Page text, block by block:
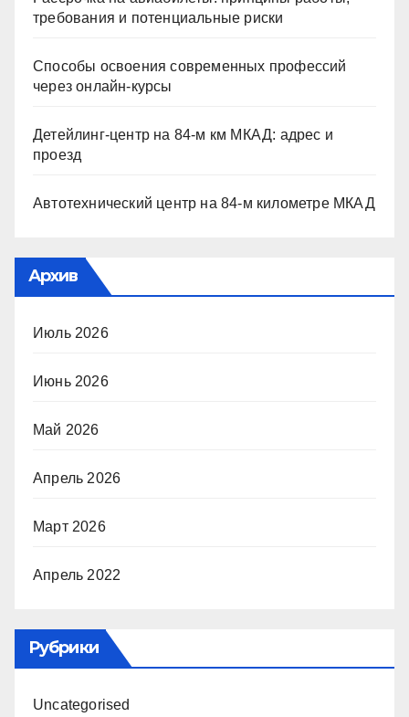
требования и потенциальные риски
Способы освоения современных профессий
через онлайн-курсы
Детейлинг-центр на 84-м км МКАД: адрес и
проезд
Автотехнический центр на 84-м километре МКАД
Архив
Июль 2026
Июнь 2026
Май 2026
Апрель 2026
Март 2026
Апрель 2022
Рубрики
Uncategorised